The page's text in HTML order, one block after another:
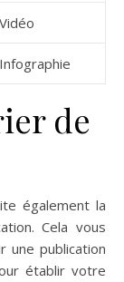
Vidéo
Infographie
de
également la
Cela vous
publication
établir votre